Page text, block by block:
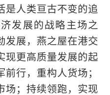
是人类亘古不变的追
发展的战略主场之
发展，燕之屋在港交
现更高质量发展的起
行，重构人货场；
场；持续领跑，实现